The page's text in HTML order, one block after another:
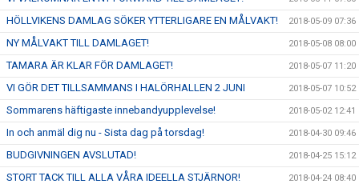
HÖLLVIKENS DAMLAG SÖKER YTTERLIGARE EN MÅLVAKT! 2018-05-09 07:36
NY MÅLVAKT TILL DAMLAGET! 2018-05-08 08:00
TAMARA ÄR KLAR FÖR DAMLAGET! 2018-05-07 11:20
VI GÖR DET TILLSAMMANS I HALÖRHALLEN 2 JUNI 2018-05-07 10:52
Sommarens häftigaste innebandyupplevelse! 2018-05-02 12:41
In och anmäl dig nu - Sista dag på torsdag! 2018-04-30 09:46
BUDGIVNINGEN AVSLUTAD! 2018-04-25 15:12
STORT TACK TILL ALLA VÅRA IDEELLA STJÄRNOR! 2018-04-24 08:40